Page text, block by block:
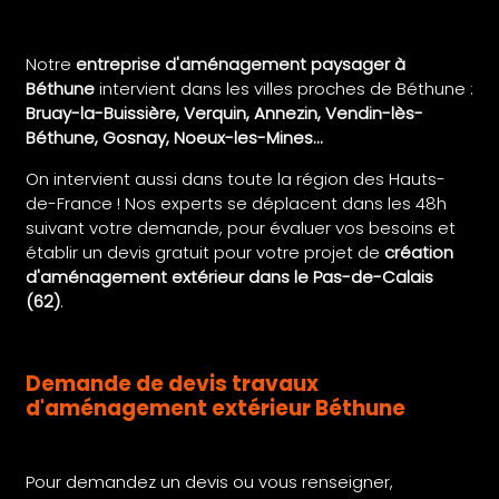
Notre entreprise d'aménagement paysager à
Béthuneintervient dans les villes proches de Béthune :
Bruay-la-Buissière, Verquin, Annezin, Vendin-lès-
Béthune, Gosnay, Noeux-les-Mines...
On intervient aussi dans toute la région des Hauts-
de-France ! Nos experts se déplacent dans les 48h
suivant votre demande, pour évaluer vos besoins et
établir un devis gratuit pour votre projet de création
d'aménagement extérieur dans le Pas-de-Calais
(62).
Demande de devis travaux
d'aménagement extérieur Béthune
Pour demandez un devis ou vous renseigner,